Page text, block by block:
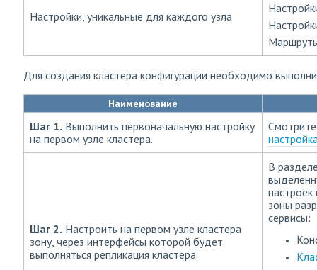
Настройки, уникальные для каждого узла
Для создания кластера конфигурации необходимо
Наименование
Шаг 1. Выполнить первоначальную настройку
на первом узле кластера.
Шаг 2. Настроить на первом узле кластера
зону, через интерфейсы которой будет
выполняться репликация кластера.
В
настроек
зоны
сервисы: